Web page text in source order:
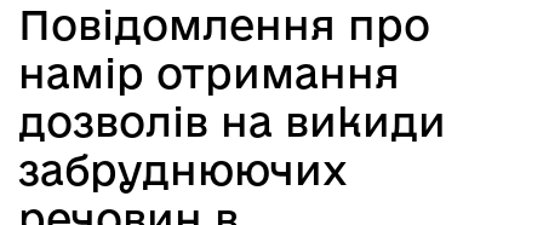
Повідомлення про
намір отримання
дозволів на викиди
забруднюючих